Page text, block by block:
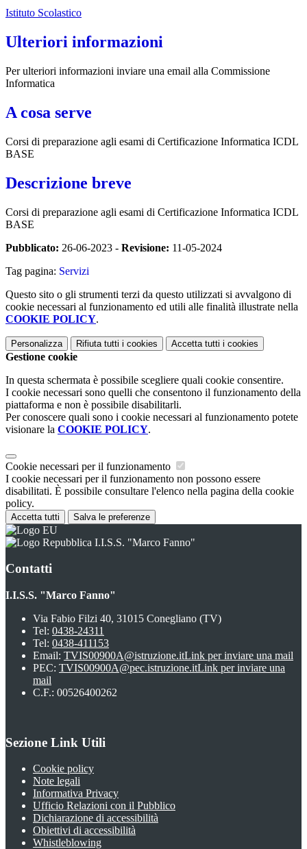
Istituto Scolastico
Ulteriori informazioni
Per ulteriori informazioni inviare una email alla Commissione
Informatica
A cosa serve
Corsi di preparazione agli esami di Certificazione Informatica ICDL
BASE
Descrizione breve
Corsi di preparazione agli esami di Certificazione Informatica ICDL
BASE
Pubblicato: 26-06-2023 - Revisione: 11-05-2024
Tag pagina: Servizi
Questo sito o gli strumenti terzi da questo utilizzati si avvalgono di
cookie necessari al funzionamento ed utili alle finalità illustrate nella
COOKIE POLICY.
Personalizza Rifiuta tutti i cookies Accetta tutti i cookies
Gestione cookie
In questa schermata è possibile scegliere quali cookie consentire.
I cookie necessari sono quelli che consentono il funzionamento della
piattaforma e non è possibile disabilitarli.
Per conoscere quali sono i cookie necessari al funzionamento potete
visionare la COOKIE POLICY.
Cookie necessari per il funzionamento
I cookie necessari per il funzionamento non possono essere
disabilitati. È possibile consultare l'elenco nella pagina della cookie
policy.
Accetta tutti Salva le preferenze
I.I.S.S. "Marco Fanno"
Contatti
I.I.S.S. "Marco Fanno"
Via Fabio Filzi 40, 31015 Conegliano (TV)
Tel: 0438-24311
Tel: 0438-411153
Email: TVIS00900A@istruzione.itLink per inviare una mail
PEC: TVIS00900A@pec.istruzione.itLink per inviare una
mail
C.F.: 00526400262
Sezione Link Utili
Cookie policy
Note legali
Informativa Privacy
Ufficio Relazioni con il Pubblico
Dichiarazione di accessibilità
Obiettivi di accessibilità
Whistleblowing